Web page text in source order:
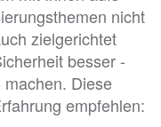
nicht
zielgerichtet
besser -
Diese
empfehlen: